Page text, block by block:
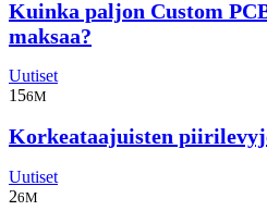
Kuinka paljon Custom
maksaa?
Uutiset
156M
Korkeataajuisten
Uutiset
26M